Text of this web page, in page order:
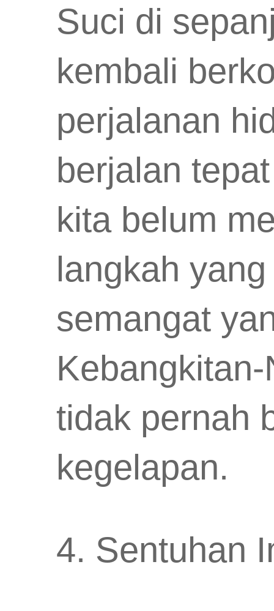
Suci di
kembali
perjalanan
berjalan
kita belum
langkah
semangat
tidak pernah
kegelapan.
4. Sentuhan